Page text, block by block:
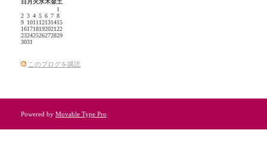
日 月 火水木金土
1
2 3 4 5 6 7 8
9 1011 12131415
16171819202122
23242526272829
3031
このブログを購読
Powered by Movable Type Pro